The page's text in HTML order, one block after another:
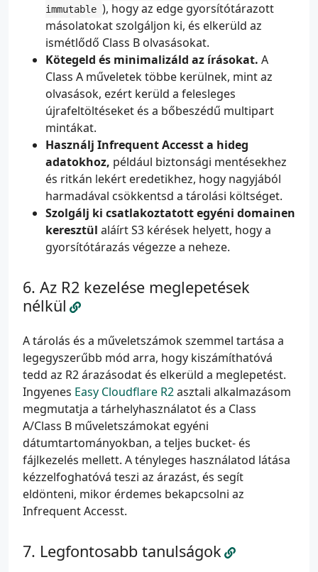
immutable ), hogy az edge gyorsítótárazott
másolatokat szolgáljon ki, és elkerüld az
ismétlődő Class B olvasásokat.
Kötegeld és minimalizáld az írásokat. A
Class A műveletek többe kerülnek, mint az
olvasások, ezért kerüld a felesleges
újrafeltöltéseket és a bőbeszédű multipart
mintákat.
Használj Infrequent Accesst a hideg
adatokhoz, például biztonsági mentésekhez
és ritkán lekért eredetikhez, hogy nagyjából
harmadával csökkentsd a tárolási költséget.
Szolgálj ki csatlakoztatott egyéni domainen
keresztül aláírt S3 kérések helyett, hogy a
gyorsítótárazás végezze a neheze.
Az R2 kezelése meglepetések
nélkül
A tárolás és a műveletszámok szemmel tartása a
legegyszerűbb mód arra, hogy kiszámíthatóvá
tedd az R2 árazásodat és elkerüld a meglepetést.
Ingyenes Easy Cloudflare R2asztali alkalmazásom
megmutatja a tárhelyhasználatot és a Class
A/Class B műveletszámokat egyéni
dátumtartományokban, a teljes bucket- és
fájlkezelés mellett. A tényleges használatod látása
kézzelfoghatóvá teszi az árazást, és segít
eldönteni, mikor érdemes bekapcsolni az
Infrequent Accesst.
Legfontosabb tanulságok